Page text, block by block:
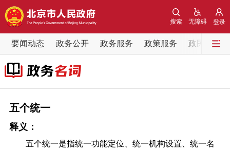
登录
无障碍
搜索
要闻动态 政务公开 政务服务 政策服务 政民互动
要闻动态
党中央精神
各区热点
五个统一
释义：
五个统一是指统一功能定位、统一机构设置、统一名